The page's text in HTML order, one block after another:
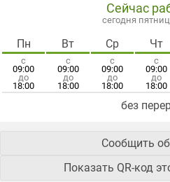
Сейчас
сегодня
Пн
с
09:00
до
18:00
Вт
с
09:00
до
18:00
Ср
с
09:00
до
18:00
Чт
с
09:00
до
18:00
без
Сообщить
Показать QR-код